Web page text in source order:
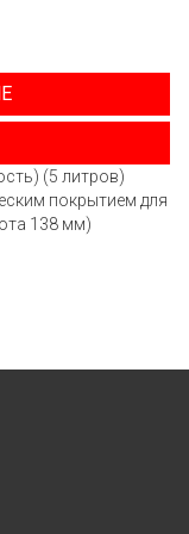
(5 литров)
покрытием для
138 мм)